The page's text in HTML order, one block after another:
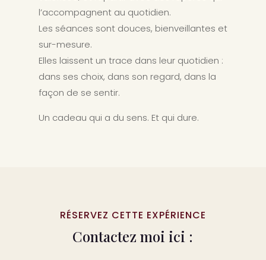
l’accompagnent au quotidien.
Les séances sont douces, bienveillantes et
sur-mesure.
Elles laissent un trace dans leur quotidien :
dans ses choix, dans son regard, dans la
façon de se sentir.
Un cadeau qui a du sens. Et qui dure.
RÉSERVEZ CETTE EXPÉRIENCE
Contactez moi ici :